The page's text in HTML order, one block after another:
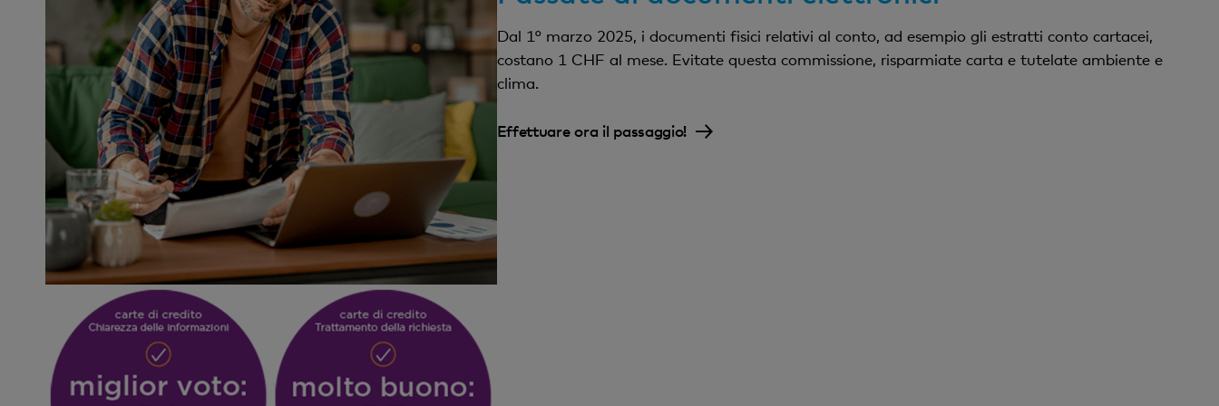
Dal 1° marzo 2025, i documenti fisici relativi al conto, ad esempio gli estratti conto cartacei,
costano 1 CHF al mese. Evitate questa commissione, risparmiate carta e tutelate ambiente e
clima.
Effettuare ora il passaggio!